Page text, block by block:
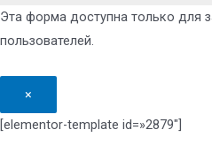
Эта форма доступна только для
пользователей.
×
[elementor-template id=»2879″]